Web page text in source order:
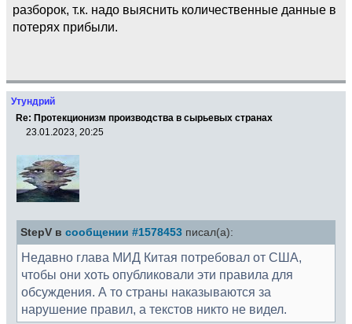
разборок, т.к. надо выяснить количественные данные в
потерях прибыли.
Утундрий
Re: Протекционизм производства в сырьевых странах
23.01.2023, 20:25
StepV в сообщении #1578453 писал(а):
Недавно глава МИД Китая потребовал от США,
чтобы они хоть опубликовали эти правила для
обсуждения. А то страны наказываются за
нарушение правил, а текстов никто не видел.